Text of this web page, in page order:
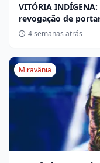
VITÓRIA
revogação de
não indígena
4 semanas atrás
Miravânia